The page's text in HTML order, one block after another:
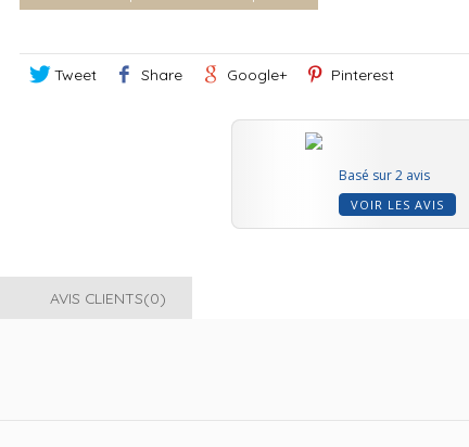
Tweet Share Google+ Pinterest
Basé sur 2 avis
VOIR LES AVIS
AVIS CLIENTS(0)